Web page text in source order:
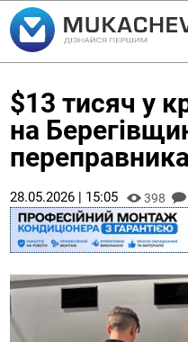
$13 тисяч у
на
переправника
28.05.2026 | 15:05 398